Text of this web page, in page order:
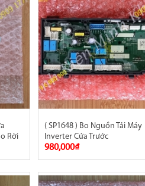
Rời
( SP1648 ) Bo Nguồn Tải Máy
Inverter Cửa Trước
980,000₫